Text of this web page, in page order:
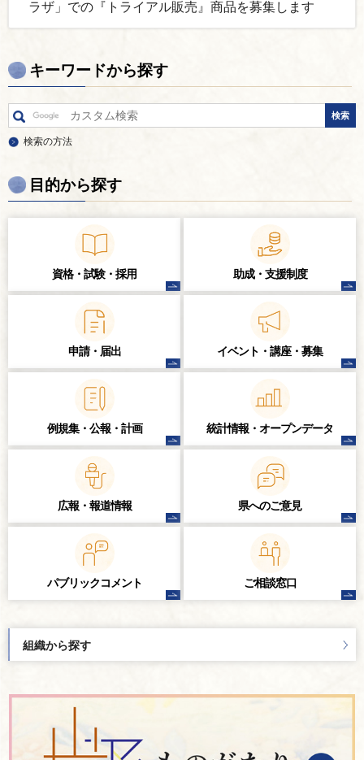
ラザ」での『トライアル販売』商品を募集します
キーワードから探す
検索の方法
目的から探す
資格・試験・ 採用 助成・支援制度
申請・届出 イベント・講座・ 募集
例規集・公報・計画 統計情報・ オープンデータ
広報・報道情報 県へのご意見
パブリックコメント ご相談窓口
組織から探す